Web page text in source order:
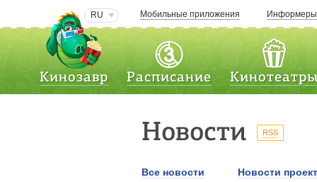
RU Мобильные приложения Информеры
Кинозавр Расписание
Новости RSS
Все новости Новости